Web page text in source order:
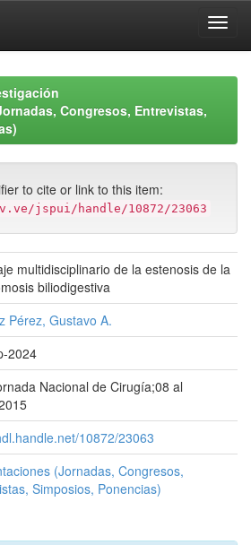
Congresos, Entrevistas,
to cite or link to this item:
jspui/handle/10872/23063
multidisciplinario de la estenosis de la
biliodigestiva
Pérez, Gustavo A.
2024
Nacional de Cirugía;08 al
10872/23063
(Jornadas, Congresos,
Simposios, Ponencias)